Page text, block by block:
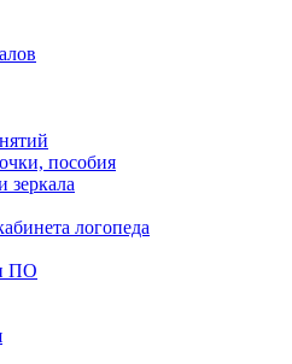
пособия
зеркала
логопеда
ПО